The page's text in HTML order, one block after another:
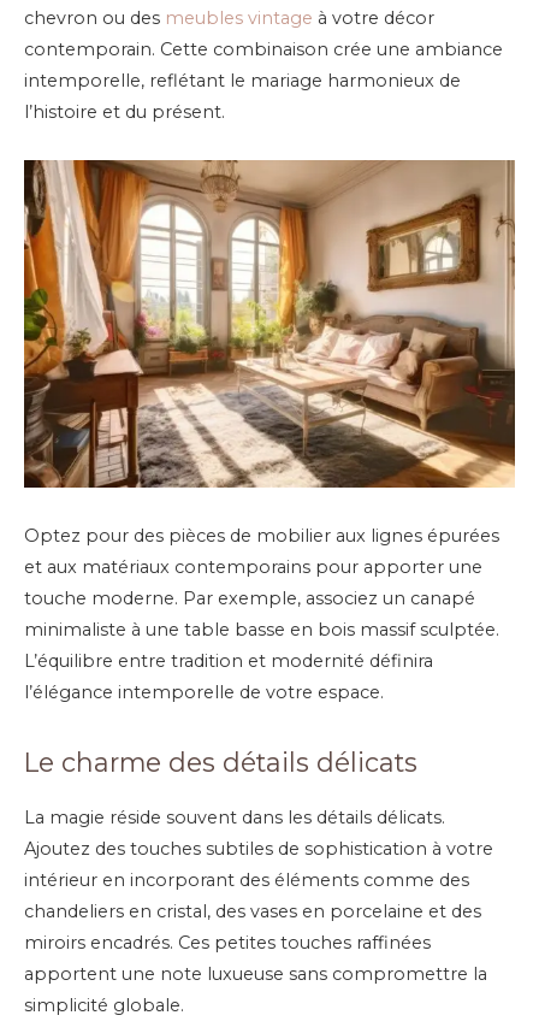
chevron ou des meubles vintage à votre décor
contemporain. Cette combinaison crée une ambiance
intemporelle, reflétant le mariage harmonieux de
l’histoire et du présent.
Optez pour des pièces de mobilier aux lignes épurées
et aux matériaux contemporains pour apporter une
touche moderne. Par exemple, associez un canapé
minimaliste à une table basse en bois massif sculptée.
L’équilibre entre tradition et modernité définira
l’élégance intemporelle de votre espace.
Le charme des détails délicats
La magie réside souvent dans les détails délicats.
Ajoutez des touches subtiles de sophistication à votre
intérieur en incorporant des éléments comme des
chandeliers en cristal, des vases en porcelaine et des
miroirs encadrés. Ces petites touches raffinées
apportent une note luxueuse sans compromettre la
simplicité globale.